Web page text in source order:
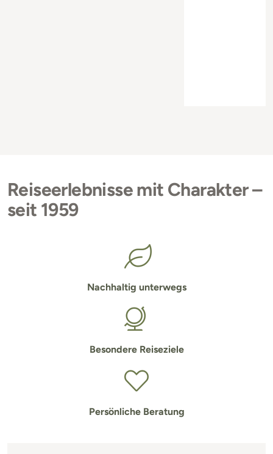
Reiseerlebnisse mit Charakter –
seit 1959
Nachhaltig unterwegs
Besondere Reiseziele
Persönliche Beratung